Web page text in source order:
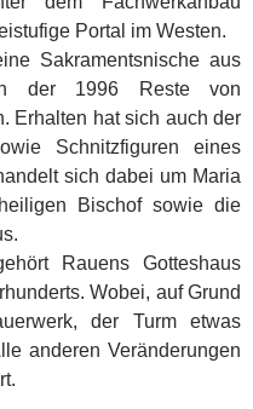
Portal im Westen.
Sakramentsnische aus
der 1996 Reste von
Erhalten hat sich auch der
Schnitzfiguren eines
sich dabei um Maria
Bischof sowie die
Rauens Gotteshaus
Wobei, auf Grund
der Turm etwas
anderen Veränderungen